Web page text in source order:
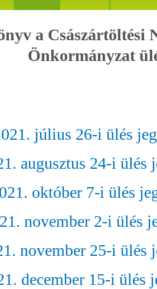
a Császártöltési
Önkormányzat
július 26-i ülés
augusztus 24-i ülés
október 7-i ülés
november 2-i ülés
november 25-i ülés
december 15-i ülés